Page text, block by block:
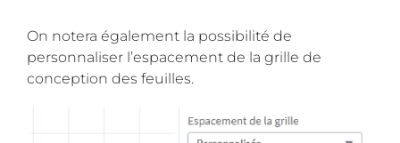
On notera également la possibilité de
personnaliser l’espacement de la grille de
conception des feuilles.